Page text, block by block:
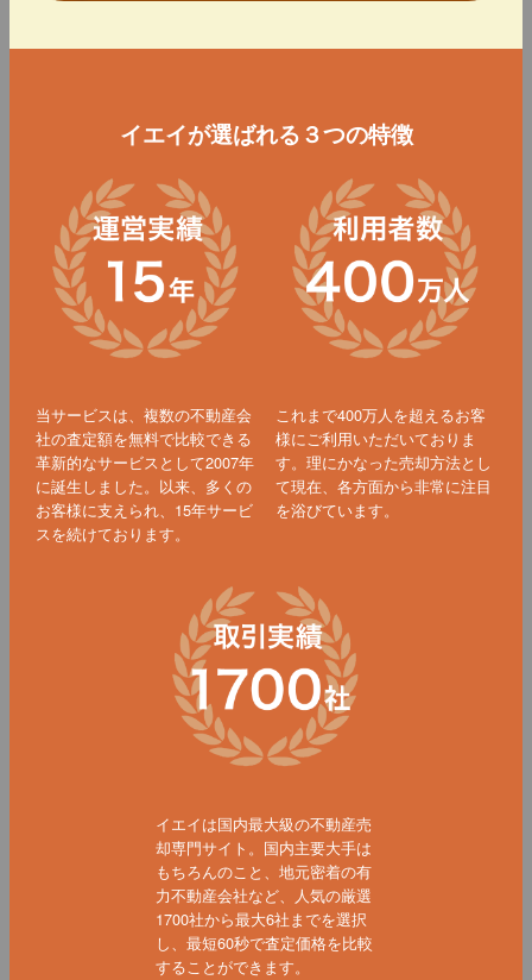
イエイが選ばれる３つの特徴
当サービスは、複数の不動産会
社の査定額を無料で比較できる
革新的なサービスとして2007年
に誕生しました。以来、多くの
お客様に支えられ、15年サービ
スを続けております。
これまで400万人を超えるお客
様にご利用いただいておりま
す。理にかなった売却方法とし
て現在、各方面から非常に注目
を浴びています。
イエイは国内最大級の不動産売
却専門サイト。国内主要大手は
もちろんのこと、地元密着の有
力不動産会社など、人気の厳選
1700社から最大6社までを選択
し、最短60秒で査定価格を比較
することができます。